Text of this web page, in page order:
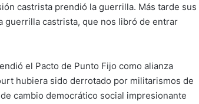
castrista prendió la guerrilla. Más tarde sus
guerrilla castrista, que nos libró de entrar
el Pacto de Punto Fijo como alianza
hubiera sido derrotado por militarismos de
cambio democrático social impresionante